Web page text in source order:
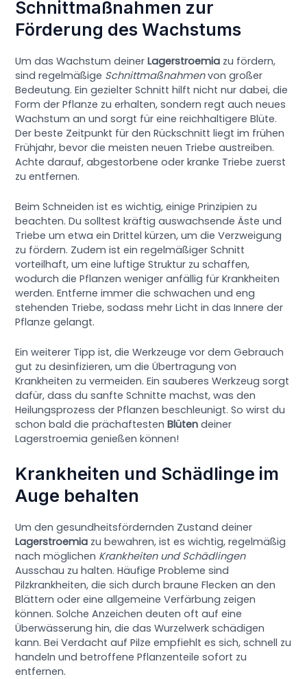
Schnittmaßnahmen zur
Förderung des Wachstums
Um das Wachstum deinerLagerstroemia zu fördern,
sind regelmäßige Schnittmaßnahmenvon großer
Bedeutung. Ein gezielter Schnitt hilft nicht nur dabei, die
Form der Pflanze zu erhalten, sondern regt auch neues
Wachstum an und sorgt für eine reichhaltigere Blüte.
Der beste Zeitpunkt für den Rückschnitt liegt im frühen
Frühjahr, bevor die meisten neuen Triebe austreiben.
Achte darauf, abgestorbene oder kranke Triebe zuerst
zu entfernen.
Beim Schneiden ist es wichtig, einige Prinzipien zu
beachten. Du solltest kräftig auswachsende Äste und
Triebe um etwa ein Drittel kürzen, um die Verzweigung
zu fördern. Zudem ist ein regelmäßiger Schnitt
vorteilhaft, um eine luftige Struktur zu schaffen,
wodurch die Pflanzen weniger anfällig für Krankheiten
werden. Entferne immer die schwachen und eng
stehenden Triebe, sodass mehr Licht in das Innere der
Pflanze gelangt.
Ein weiterer Tipp ist, die Werkzeuge vor dem Gebrauch
gut zu desinfizieren, um die Übertragung von
Krankheiten zu vermeiden. Ein sauberes Werkzeug sorgt
dafür, dass du sanfte Schnitte machst, was den
Heilungsprozess der Pflanzen beschleunigt. So wirst du
schon bald die prächaftestenBlüten deiner
Lagerstroemia genießen können!
Krankheiten und Schädlinge im
Auge behalten
Um den gesundheitsfördernden Zustand deiner
Lagerstroemia zu bewahren, ist es wichtig, regelmäßig
nach möglichen Krankheiten und Schädlingen
Ausschau zu halten. Häufige Probleme sind
Pilzkrankheiten, die sich durch braune Flecken an den
Blättern oder eine allgemeine Verfärbung zeigen
können. Solche Anzeichen deuten oft auf eine
Überwässerung hin, die das Wurzelwerk schädigen
kann. Bei Verdacht auf Pilze empfiehlt es sich, schnell zu
handeln und betroffene Pflanzenteile sofort zu
entfernen.